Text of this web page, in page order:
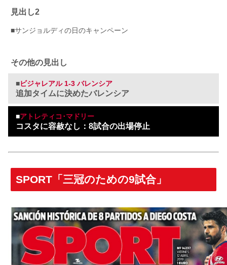
見出し2
■サンジョルディの日のキャンペーン
その他の見出し
■ビジャレアル 1-3 バレンシア
追加タイムに決めたバレンシア
■アトレティコ･マドリー
コスタに容赦なし：8試合の出場停止
SPORT「三冠のための9試合」